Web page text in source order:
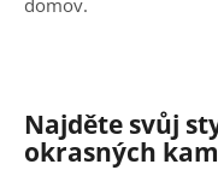
Najděte svůj
okrasných